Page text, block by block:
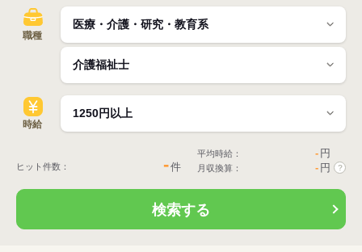
職種
時給
ヒット件数： -件
平均時給： - 円
月収換算： - 円 ?
検索する